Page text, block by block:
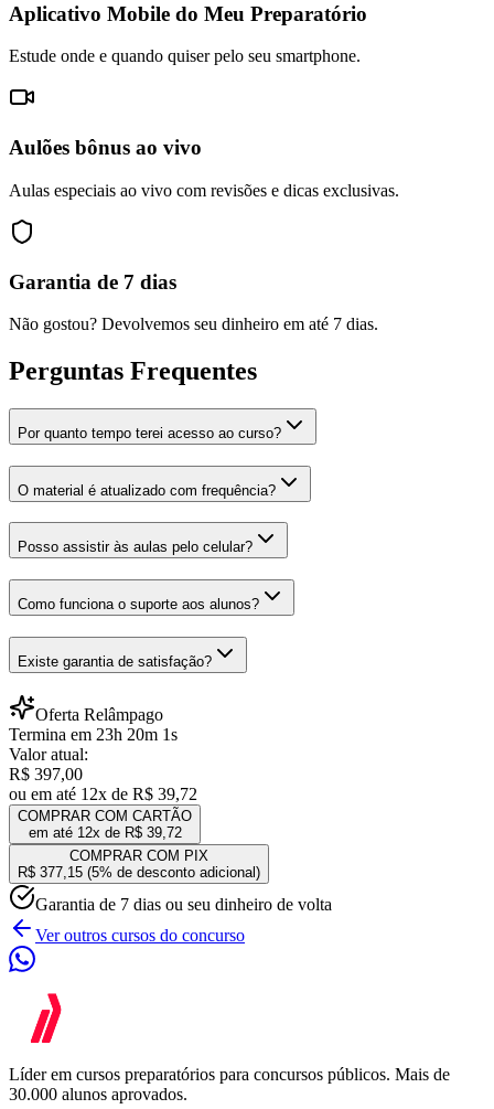
Aplicativo Mobile do Meu Preparatório
Estude onde e quando quiser pelo seu smartphone.
Aulões bônus ao vivo
Aulas especiais ao vivo com revisões e dicas exclusivas.
Garantia de 7 dias
Não gostou? Devolvemos seu dinheiro em até 7 dias.
Perguntas Frequentes
Por quanto tempo terei acesso ao curso?
O material é atualizado com frequência?
Posso assistir às aulas pelo celular?
Como funciona o suporte aos alunos?
Existe garantia de satisfação?
Oferta Relâmpago
Termina em 23h 20m 1s
Valor atual:
R$ 397,00
ou em até 12x de R$ 39,72
COMPRAR COM CARTÃO
em até 12x de R$ 39,72
COMPRAR COM PIX
R$ 377,15 (5% de desconto adicional)
Garantia de 7 dias ou seu dinheiro de volta
Ver outros cursos do concurso
Líder em cursos preparatórios para concursos públicos. Mais de
30.000 alunos aprovados.